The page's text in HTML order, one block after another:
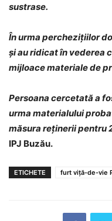
sustrase.
În urma perchezițiilor
și au ridicat în vederea
mijloace materiale de
Persoana cercetată a
urma materialului
măsura reținerii pentru
IPJ Buzău.
ETICHETE furt viță-de-vie